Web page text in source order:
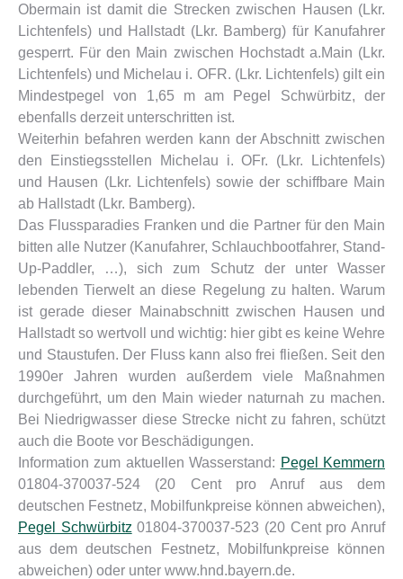
Obermain ist damit die Strecken zwischen Hausen (Lkr.
Lichtenfels) und Hallstadt (Lkr. Bamberg) für Kanufahrer
gesperrt. Für den Main zwischen Hochstadt a.Main (Lkr.
Lichtenfels) und Michelau i. OFR. (Lkr. Lichtenfels) gilt ein
Mindestpegel von 1,65 m am Pegel Schwürbitz, der
ebenfalls derzeit unterschritten ist.
Weiterhin befahren werden kann der Abschnitt zwischen
den Einstiegsstellen Michelau i. OFr. (Lkr. Lichtenfels)
und Hausen (Lkr. Lichtenfels) sowie der schiffbare Main
ab Hallstadt (Lkr. Bamberg).
Das Flussparadies Franken und die Partner für den Main
bitten alle Nutzer (Kanufahrer, Schlauchbootfahrer, Stand-
Up-Paddler, …), sich zum Schutz der unter Wasser
lebenden Tierwelt an diese Regelung zu halten. Warum
ist gerade dieser Mainabschnitt zwischen Hausen und
Hallstadt so wertvoll und wichtig: hier gibt es keine Wehre
und Staustufen. Der Fluss kann also frei fließen. Seit den
1990er Jahren wurden außerdem viele Maßnahmen
durchgeführt, um den Main wieder naturnah zu machen.
Bei Niedrigwasser diese Strecke nicht zu fahren, schützt
auch die Boote vor Beschädigungen.
Information zum aktuellen Wasserstand: Pegel Kemmern
01804-370037-524 (20 Cent pro Anruf aus dem
deutschen Festnetz, Mobilfunkpreise können abweichen),
Pegel Schwürbitz 01804-370037-523 (20 Cent pro Anruf
aus dem deutschen Festnetz, Mobilfunkpreise können
abweichen) oder unter www.hnd.bayern.de.